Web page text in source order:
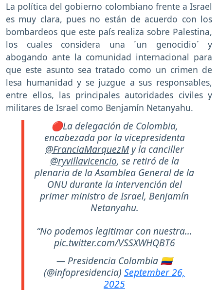
La política del gobierno colombiano frente a Israel
es muy clara, pues no están de acuerdo con los
bombardeos que este país realiza sobre Palestina,
los cuales considera una ´un genocidio´ y
abogando ante la comunidad internacional para
que este asunto sea tratado como un crimen de
lesa humanidad y se juzgue a sus responsables,
entre ellos, las principales autoridades civiles y
militares de Israel como Benjamín Netanyahu.
🔴La delegación de Colombia,
encabezada por la vicepresidenta
@FranciaMarquezMy la canciller
@ryvillavicencio, se retiró de la
plenaria de la Asamblea General de la
ONU durante la intervención del
primer ministro de Israel, Benjamín
Netanyahu.
“No podemos legitimar con nuestra…
pic.twitter.com/VSSXWHQBT6
— Presidencia Colombia 🇨🇴
(@infopresidencia) September 26,
2025